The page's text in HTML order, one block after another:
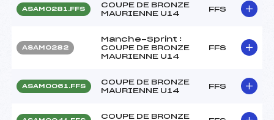
ASAM0281.FFS
COUPE DE BRONZE
MAURIENNE U14
FFS
ASAM0282
Manche-Sprint :
COUPE DE BRONZE
MAURIENNE U14
FFS
ASAM0061.FFS
COUPE DE BRONZE
MAURIENNE U14
FFS
COUPE DE BRONZE